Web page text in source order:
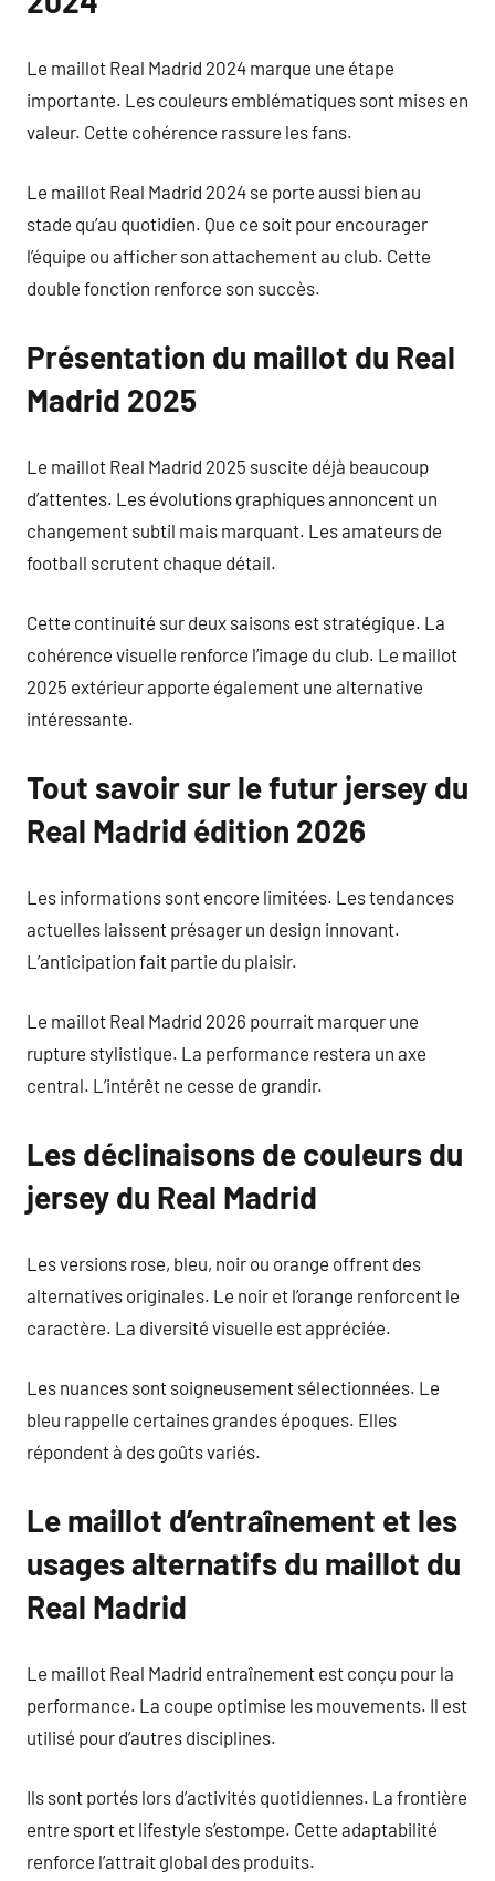
Le maillot Real Madrid 2024 marque une étape
importante. Les couleurs emblématiques sont mises en
valeur. Cette cohérence rassure les fans.
Le maillot Real Madrid 2024 se porte aussi bien au
stade qu’au quotidien. Que ce soit pour encourager
l’équipe ou afficher son attachement au club. Cette
double fonction renforce son succès.
Présentation du maillot du Real
Madrid 2025
Le maillot Real Madrid 2025 suscite déjà beaucoup
d’attentes. Les évolutions graphiques annoncent un
changement subtil mais marquant. Les amateurs de
football scrutent chaque détail.
Cette continuité sur deux saisons est stratégique. La
cohérence visuelle renforce l’image du club. Le maillot
2025 extérieur apporte également une alternative
intéressante.
Tout savoir sur le futur jersey du
Real Madrid édition 2026
Les informations sont encore limitées. Les tendances
actuelles laissent présager un design innovant.
L’anticipation fait partie du plaisir.
Le maillot Real Madrid 2026 pourrait marquer une
rupture stylistique. La performance restera un axe
central. L’intérêt ne cesse de grandir.
Les déclinaisons de couleurs du
jersey du Real Madrid
Les versions rose, bleu, noir ou orange offrent des
alternatives originales. Le noir et l’orange renforcent le
caractère. La diversité visuelle est appréciée.
Les nuances sont soigneusement sélectionnées. Le
bleu rappelle certaines grandes époques. Elles
répondent à des goûts variés.
Le maillot d’entraînement et les
usages alternatifs du maillot du
Real Madrid
Le maillot Real Madrid entraînement est conçu pour la
performance. La coupe optimise les mouvements. Il est
utilisé pour d’autres disciplines.
Ils sont portés lors d’activités quotidiennes. La frontière
entre sport et lifestyle s’estompe. Cette adaptabilité
renforce l’attrait global des produits.